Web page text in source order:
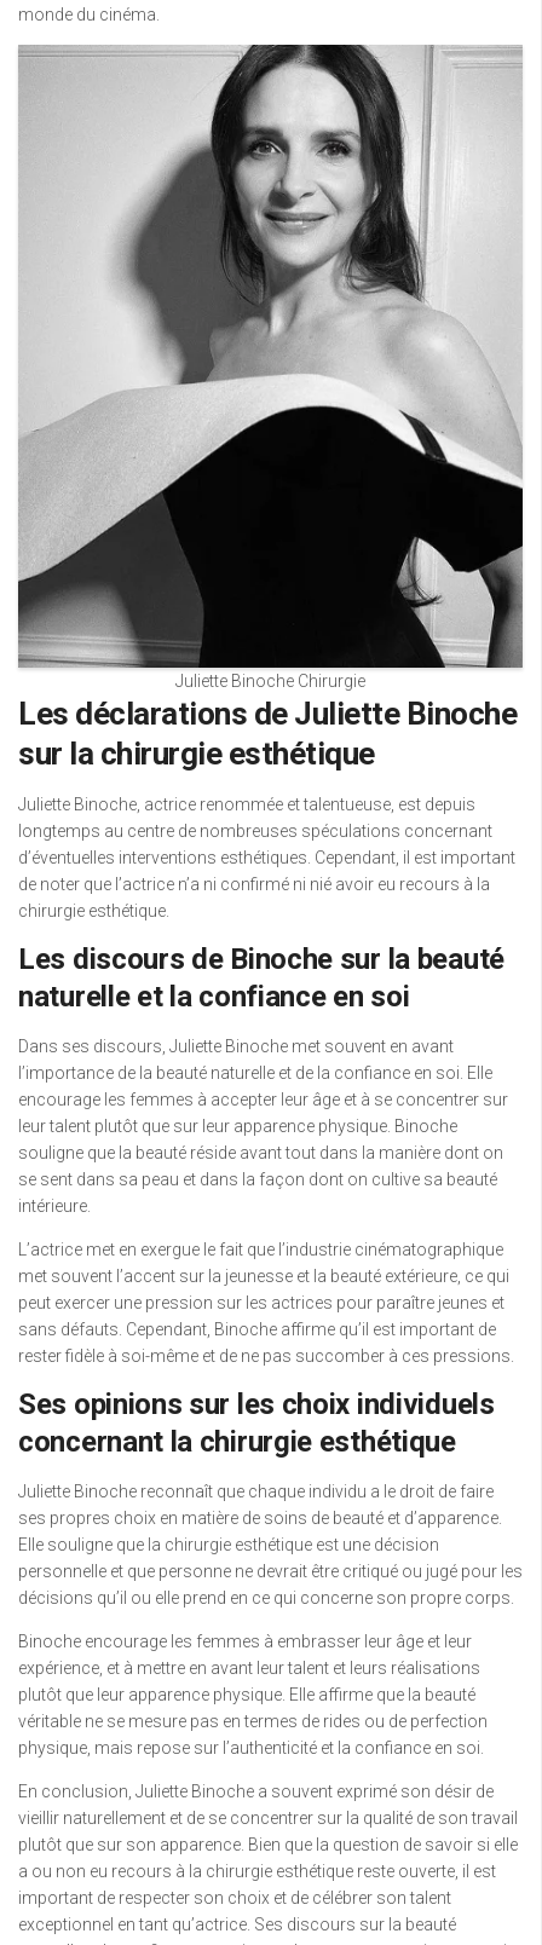
monde du cinéma.
Juliette Binoche Chirurgie
Les déclarations de Juliette Binoche
sur la chirurgie esthétique
Juliette Binoche, actrice renommée et talentueuse, est depuis
longtemps au centre de nombreuses spéculations concernant
d’éventuelles interventions esthétiques. Cependant, il est important
de noter que l’actrice n’a ni confirmé ni nié avoir eu recours à la
chirurgie esthétique.
Les discours de Binoche sur la beauté
naturelle et la confiance en soi
Dans ses discours, Juliette Binoche met souvent en avant
l’importance de la beauté naturelle et de la confiance en soi. Elle
encourage les femmes à accepter leur âge et à se concentrer sur
leur talent plutôt que sur leur apparence physique. Binoche
souligne que la beauté réside avant tout dans la manière dont on
se sent dans sa peau et dans la façon dont on cultive sa beauté
intérieure.
L’actrice met en exergue le fait que l’industrie cinématographique
met souvent l’accent sur la jeunesse et la beauté extérieure, ce qui
peut exercer une pression sur les actrices pour paraître jeunes et
sans défauts. Cependant, Binoche affirme qu’il est important de
rester fidèle à soi-même et de ne pas succomber à ces pressions.
Ses opinions sur les choix individuels
concernant la chirurgie esthétique
Juliette Binoche reconnaît que chaque individu a le droit de faire
ses propres choix en matière de soins de beauté et d’apparence.
Elle souligne que la chirurgie esthétique est une décision
personnelle et que personne ne devrait être critiqué ou jugé pour les
décisions qu’il ou elle prend en ce qui concerne son propre corps.
Binoche encourage les femmes à embrasser leur âge et leur
expérience, et à mettre en avant leur talent et leurs réalisations
plutôt que leur apparence physique. Elle affirme que la beauté
véritable ne se mesure pas en termes de rides ou de perfection
physique, mais repose sur l’authenticité et la confiance en soi.
En conclusion, Juliette Binoche a souvent exprimé son désir de
vieillir naturellement et de se concentrer sur la qualité de son travail
plutôt que sur son apparence. Bien que la question de savoir si elle
a ou non eu recours à la chirurgie esthétique reste ouverte, il est
important de respecter son choix et de célébrer son talent
exceptionnel en tant qu’actrice. Ses discours sur la beauté